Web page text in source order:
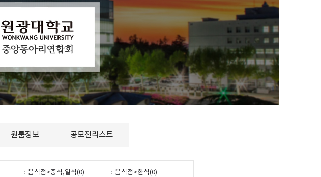
원룸정보 공모전리스트
음식점>중식,일식(0)
음식점>한식(0)